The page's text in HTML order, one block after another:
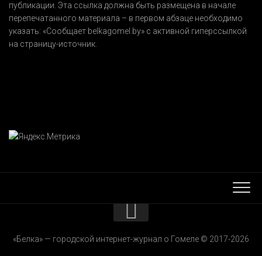
публикации. Эта ссылка должна быть размещена в начале
перепечатанного материала – в первом абзаце необходимо
указать: «Сообщает belkagomel.by» с активной гиперссылкой
на страницу-источник.
РЕКЛАМОДАТЕЛЯМ
«Белка» — городской интернет-журнал о Гомеле © 2017-2026